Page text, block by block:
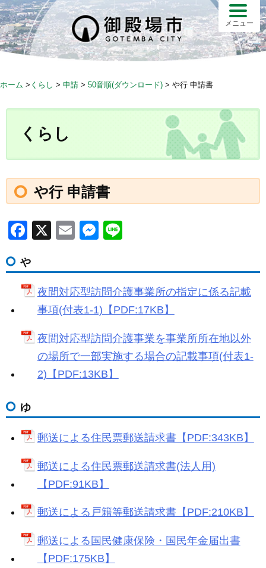
S
k
i
p
メニュー
ホーム > くらし > 申請 > 50音順(ダウンロード) > や行 申請書
くらし
や行 申請書
F
c
e
b
o
o
X
E
ail
M
ss
e
n
er
e
や
夜間対応型訪問介護事業所の指定に係る記載
事項(付表1-1)【PDF:17KB】
夜間対応型訪問介護事業を事業所所在地以外
の場所で一部実施する場合の記載事項(付表1-
2)【PDF:13KB】
ゆ
郵送による住民票郵送請求書【PDF:343KB】
郵送による住民票郵送請求書(法人用)
【PDF:91KB】
郵送による戸籍等郵送請求書【PDF:210KB】
郵送による国民健康保険・国民年金届出書
【PDF:175KB】